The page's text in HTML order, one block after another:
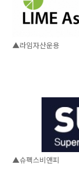
▲라임자산운용
▲슈펙스비앤피